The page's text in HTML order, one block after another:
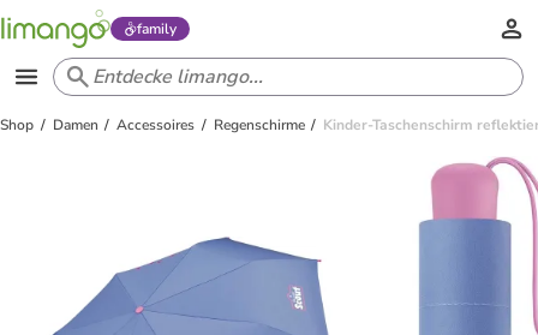
family
Shop Damen Accessoires Regenschirme Kinder-Taschenschirm